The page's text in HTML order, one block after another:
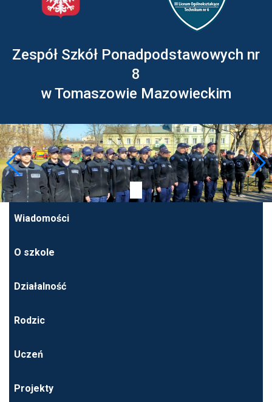
Zespół Szkół Ponadpodstawowych nr
8
w Tomaszowie Mazowieckim
Wiadomości
O szkole
Działalność
Rodzic
Uczeń
Projekty